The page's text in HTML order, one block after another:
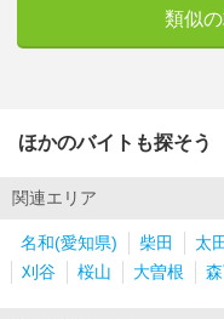
類似
ほかのバイトも探そう
関連エリア
名和(愛知県) 柴田 太
刈谷
桜山 大曽根